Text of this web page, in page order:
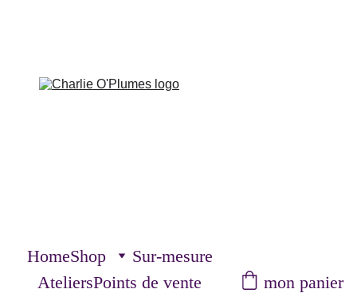
HomeShop
Sur-mesure
AteliersPoints de vente
mon panier